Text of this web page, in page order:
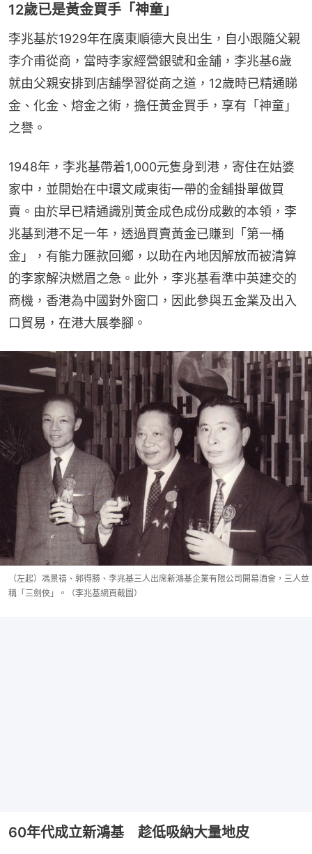
12歲已是黃金買手「神童」​
李兆基於1929年在廣東順德大良出生，自小跟隨父親
李介甫從商，當時李家經營銀號和金舖，李兆基6歲
就由父親安排到店舖學習從商之道，12歲時已精通睇
金、化金、熔金之術，擔任黃金買手，享有「神童」
之譽。
1948年，李兆基帶着1,000元隻身到港，寄住在姑婆
家中，並開始在中環文咸東街一帶的金舖掛單做買
賣。由於早已精通識別黃金成色成份成數的本領，李
兆基到港不足一年，透過買賣黃金已賺到「第一桶
金」，有能力匯款回鄉，以助在內地因解放而被清算
的李家解決燃眉之急。此外，李兆基看準中英建交的
商機，香港為中國對外窗口，因此參與五金業及出入
口貿易，在港大展拳腳。
（左起）馮景禧、郭得勝、李兆基三人出席新鴻基企業有限公司開幕酒會，三人並
稱「三劍俠」。（李兆基網頁截圖）
60年代成立新鴻基 趁低吸納大量地皮​